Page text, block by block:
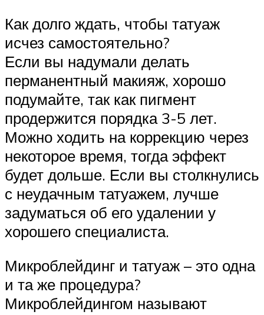
Как долго ждать, чтобы татуаж
исчез самостоятельно?
Если вы надумали делать
перманентный макияж, хорошо
подумайте, так как пигмент
продержится порядка 3-5 лет.
Можно ходить на коррекцию через
некоторое время, тогда эффект
будет дольше. Если вы столкнулись
с неудачным татуажем, лучше
задуматься об его удалении у
хорошего специалиста.
Микроблейдинг и татуаж – это одна
и та же процедура?
Микроблейдингом называют